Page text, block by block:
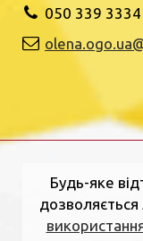
050 339 3334
Будь-яке